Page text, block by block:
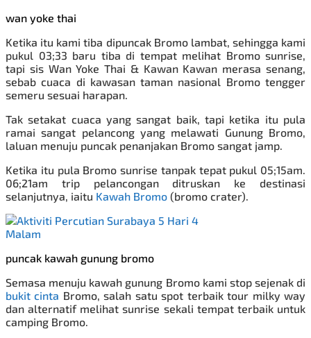
wan yoke thai
Ketika itu kami tiba dipuncak Bromo lambat, sehingga kami
pukul 03;33 baru tiba di tempat melihat Bromo sunrise,
tapi sis Wan Yoke Thai & Kawan Kawan merasa senang,
sebab cuaca di kawasan taman nasional Bromo tengger
semeru sesuai harapan.
Tak setakat cuaca yang sangat baik, tapi ketika itu pula
ramai sangat pelancong yang melawati Gunung Bromo,
laluan menuju puncak penanjakan Bromo sangat jamp.
Ketika itu pula Bromo sunrise tanpak tepat pukul 05;15am.
06;21am trip pelancongan ditruskan ke destinasi
selanjutnya, iaitu Kawah Bromo (bromo crater).
puncak kawah gunung bromo
Semasa menuju kawah gunung Bromo kami stop sejenak di
bukit cinta Bromo, salah satu spot terbaik tour milky way
dan alternatif melihat sunrise sekali tempat terbaik untuk
camping Bromo.